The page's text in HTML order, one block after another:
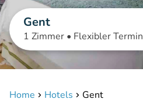
Gent
1 Zimmer • Flexibler Termin
Home Hotels Gent